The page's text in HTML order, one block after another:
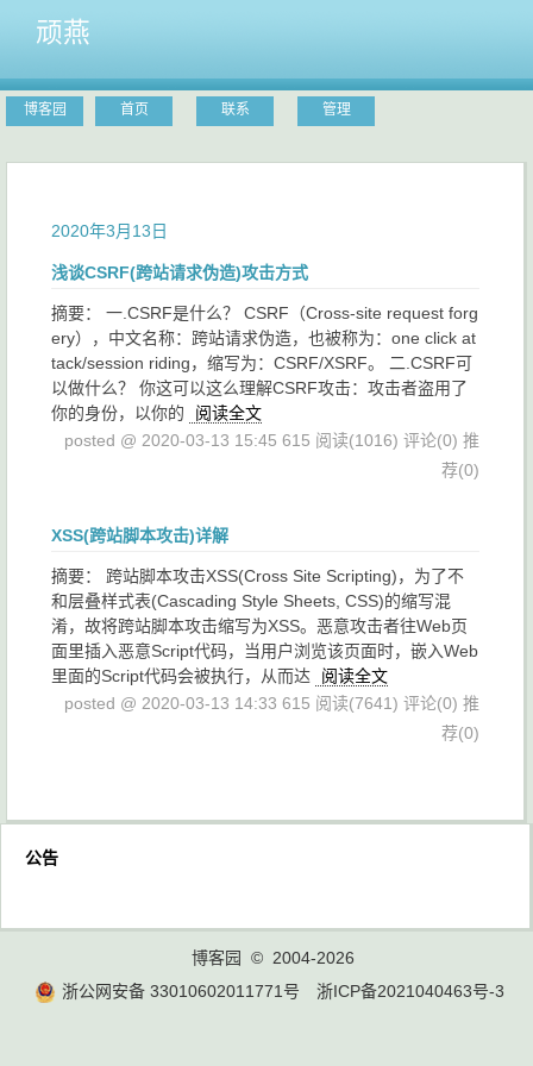
顽燕
博客园 首页 联系 管理
2020年3月13日
浅谈CSRF(跨站请求伪造)攻击方式
摘要： 一.CSRF是什么？ CSRF（Cross-site request forg
ery），中文名称：跨站请求伪造，也被称为：one click at
tack/session riding，缩写为：CSRF/XSRF。 二.CSRF可
以做什么？ 你这可以这么理解CSRF攻击：攻击者盗用了
你的身份，以你的
阅读全文
posted @ 2020-03-13 15:45 615 阅读(1016) 评论(0) 推
荐(0)
XSS(跨站脚本攻击)详解
摘要： 跨站脚本攻击XSS(Cross Site Scripting)，为了不
和层叠样式表(Cascading Style Sheets, CSS)的缩写混
淆，故将跨站脚本攻击缩写为XSS。恶意攻击者往Web页
面里插入恶意Script代码，当用户浏览该页面时，嵌入Web
里面的Script代码会被执行，从而达
阅读全文
posted @ 2020-03-13 14:33 615 阅读(7641) 评论(0) 推
荐(0)
公告
博客园
© 2004-2026
浙公网安备 33010602011771号
浙ICP备2021040463号-3